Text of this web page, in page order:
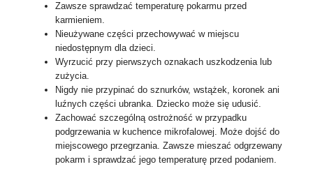
Zawsze sprawdzać temperaturę pokarmu przed
karmieniem.
Nieużywane części przechowywać w miejscu
niedostępnym dla dzieci.
Wyrzucić przy pierwszych oznakach uszkodzenia lub
zużycia.
Nigdy nie przypinać do sznurków, wstążek, koronek ani
luźnych części ubranka. Dziecko może się udusić.
Zachować szczególną ostrożność w przypadku
podgrzewania w kuchence mikrofalowej. Może dojść do
miejscowego przegrzania. Zawsze mieszać odgrzewany
pokarm i sprawdzać jego temperaturę przed podaniem.